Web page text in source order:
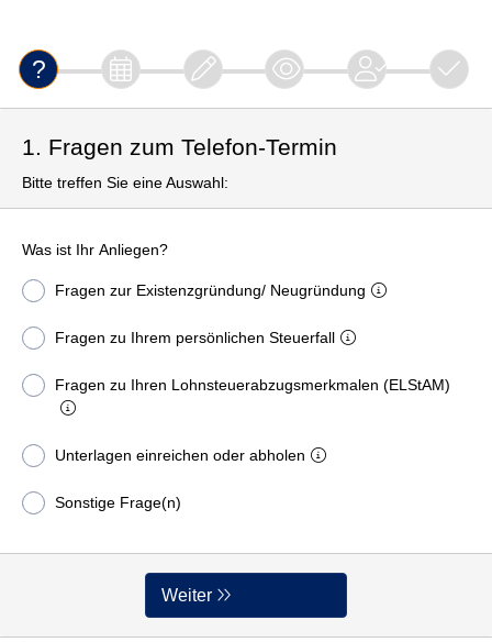
1. Fragen zum Telefon-Termin
Bitte treffen Sie eine Auswahl:
Was ist Ihr Anliegen?
Fragen zur Existenzgründung/ Neugründung
Fragen zu Ihrem persönlichen Steuerfall
Fragen zu Ihren Lohnsteuerabzugsmerkmalen (ELStAM)
Unterlagen einreichen oder abholen
Sonstige Frage(n)
Weiter